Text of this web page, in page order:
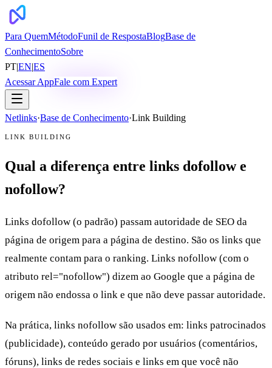
Para QuemMétodoFunil de RespostaBlogBase de
ConhecimentoSobre
PT|EN|ES
Acessar AppFale com Expert
Netlinks·Base de Conhecimento·Link Building
LINK BUILDING
Qual a diferença entre links dofollow e
nofollow?
Links dofollow (o padrão) passam autoridade de SEO da
página de origem para a página de destino. São os links que
realmente contam para o ranking. Links nofollow (com o
atributo rel="nofollow") dizem ao Google que a página de
origem não endossa o link e que não deve passar autoridade.
Na prática, links nofollow são usados em: links patrocinados
(publicidade), conteúdo gerado por usuários (comentários,
fóruns), links de redes sociais e links em que você não